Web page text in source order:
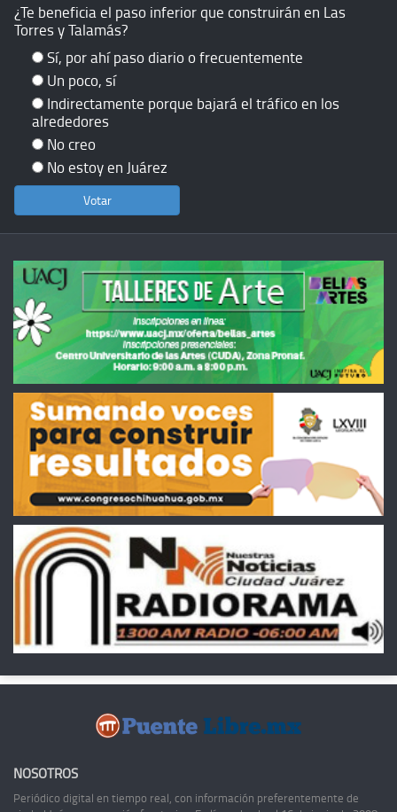
¿Te beneficia el paso inferior que construirán en Las
Torres y Talamás?
Sí, por ahí paso diario o frecuentemente
Un poco, sí
Indirectamente porque bajará el tráfico en los
alrededores
No creo
No estoy en Juárez
NOSOTROS
Periódico digital en tiempo real, con información preferentemente de